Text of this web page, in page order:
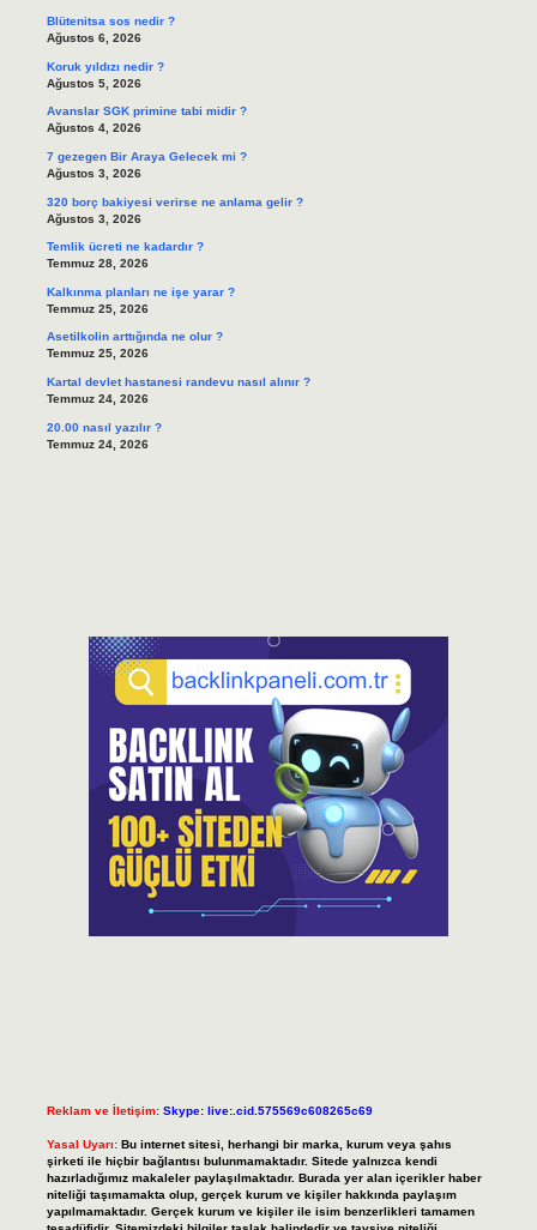
Blütenitsa sos nedir ?
Ağustos 6, 2026
Koruk yıldızı nedir ?
Ağustos 5, 2026
Avanslar SGK primine tabi midir ?
Ağustos 4, 2026
7 gezegen Bir Araya Gelecek mi ?
Ağustos 3, 2026
320 borç bakiyesi verirse ne anlama gelir ?
Ağustos 3, 2026
Temlik ücreti ne kadardır ?
Temmuz 28, 2026
Kalkınma planları ne işe yarar ?
Temmuz 25, 2026
Asetilkolin arttığında ne olur ?
Temmuz 25, 2026
Kartal devlet hastanesi randevu nasıl alınır ?
Temmuz 24, 2026
20.00 nasıl yazılır ?
Temmuz 24, 2026
Reklam ve İletişim: Skype: live:.cid.575569c608265c69
Yasal Uyarı: Bu internet sitesi, herhangi bir marka, kurum veya şahıs
şirketi ile hiçbir bağlantısı bulunmamaktadır. Sitede yalnızca kendi
hazırladığımız makaleler paylaşılmaktadır. Burada yer alan içerikler haber
niteliği taşımamakta olup, gerçek kurum ve kişiler hakkında paylaşım
yapılmamaktadır. Gerçek kurum ve kişiler ile isim benzerlikleri tamamen